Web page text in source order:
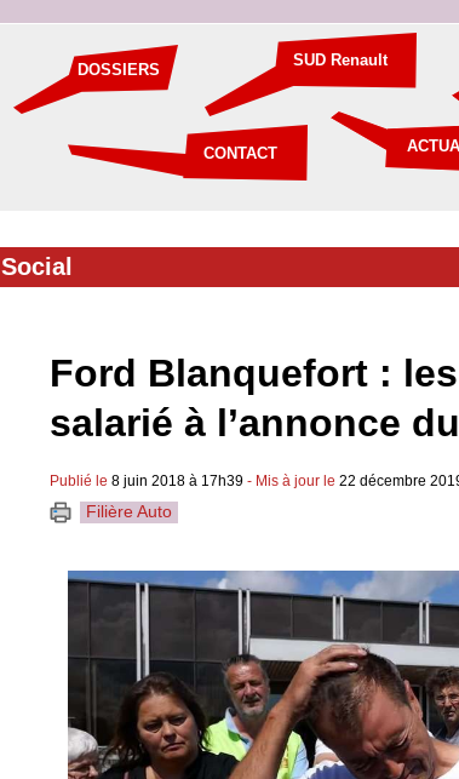
SUD Renault
DOSSIERS
CONTACT
Social
Ford Blanquefort :
salarié à l’annonce
Publié le 8 juin 2018 à 17h39 - Mis à jour le 22 décembre
Filière Auto